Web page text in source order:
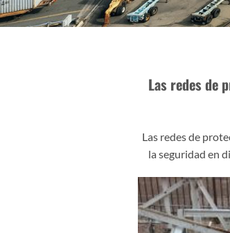
Las redes de
Las redes de
la seguridad en